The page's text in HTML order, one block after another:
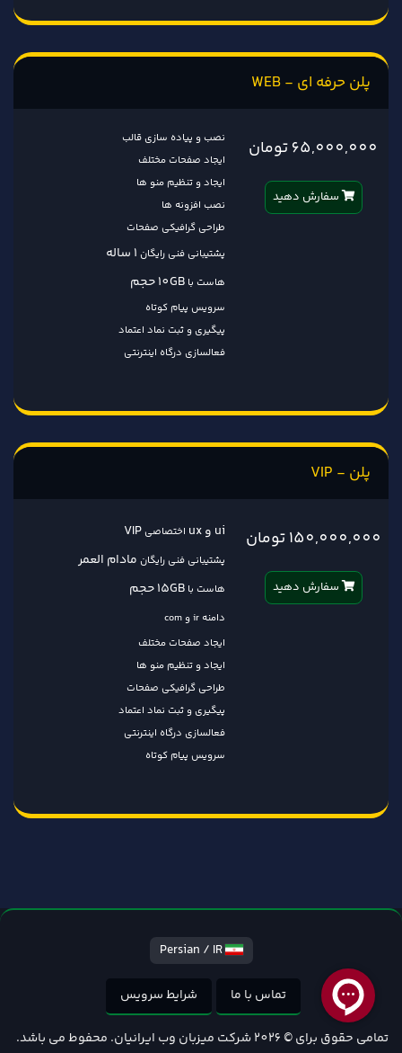
پلن حرفه ای - WEB
نصب و پیاده سازی قالب
ایجاد صفحات مختلف
ایجاد و تنظیم منو ها
نصب افزونه ها
طراحی گرافیکی صفحات
پشتیبانی فنی رایگان 1 ساله
هاست با10GB حجم
سرویس پیام کوتاه
پیگیری و ثبت نماد اعتماد
فعالسازی درگاه اینترنتی
65,000,000 تومان
سفارش دهید
پلن - VIP
ui و ux اختصاصیVIP
پشتیبانی فنی رایگان مادام العمر
هاست با15GB حجم
دامنه ir و com
ایجاد صفحات مختلف
ایجاد و تنظیم منو ها
طراحی گرافیکی صفحات
پیگیری و ثبت نماد اعتماد
فعالسازی درگاه اینترنتی
سرویس پیام کوتاه
150,000,000 تومان
سفارش دهید
Persian / IR
تماس با ما شرایط سرویس
تمامی حقوق برای © 2026 شرکت میزبان وب ایرانیان. محفوط می باشد.